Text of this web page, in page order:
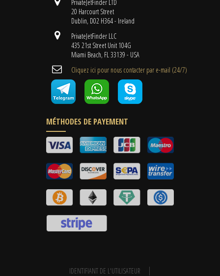
PrivateJetFinder LTD
20 Harcourt Street
Dublin, D02 H364 - Ireland
PrivateJetFinder LLC
435 21st Street Unit 104G
Miami Beach, FL 33139 - USA
Cliquez ici pour nous contacter par e-mail (24/7)
MÉTHODES DE PAYEMENT
IDENTIFIANT DE L'UTILISATEUR